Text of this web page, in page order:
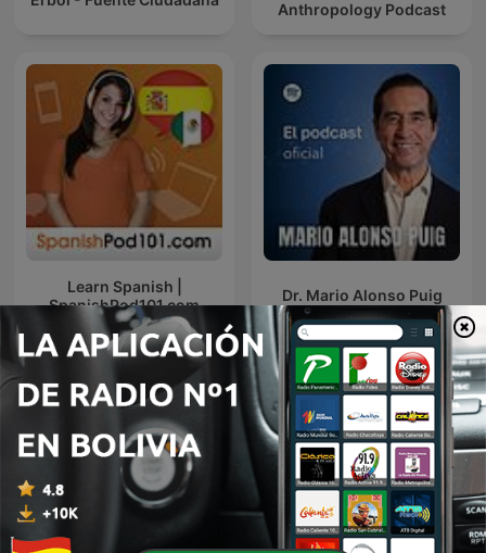
Anthropology Podcast
Learn Spanish |
SpanishPod101.com
Dr. Mario Alonso Puig